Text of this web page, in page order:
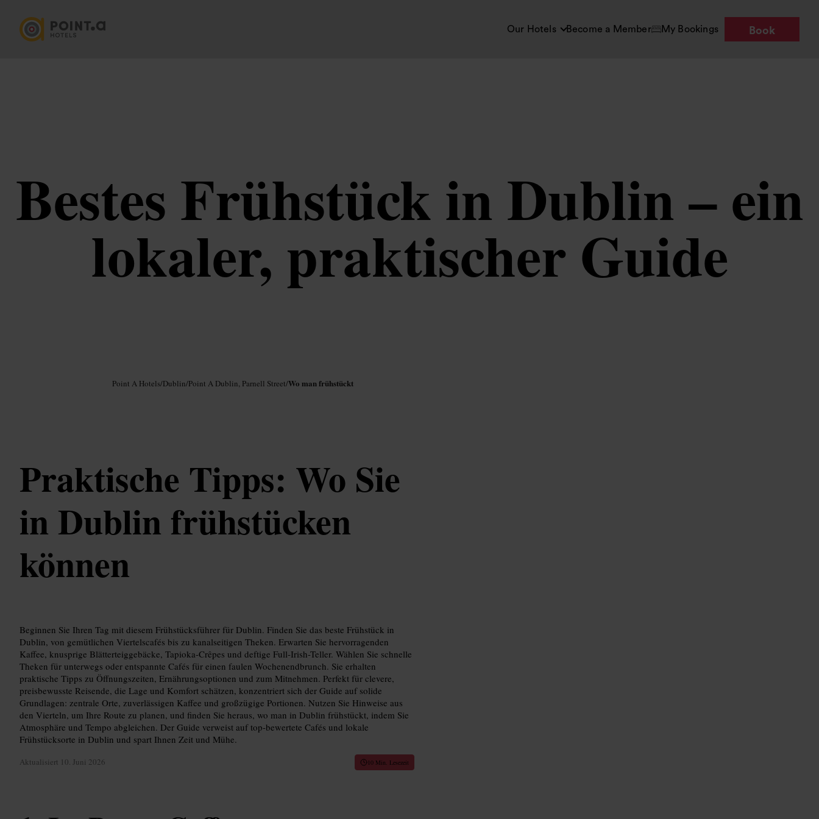
Our Hotels Become a Member My Bookings Book
Bestes Frühstück in Dublin – ein
lokaler, praktischer Guide
Point A Hotels/Dublin/Point A Dublin, Parnell Street/Wo man frühstückt
Praktische Tipps: Wo Sie
in Dublin frühstücken
können
Beginnen Sie Ihren Tag mit diesem Frühstücksführer für Dublin. Finden Sie das beste Frühstück in
Dublin, von gemütlichen Viertelscafés bis zu kanalseitigen Theken. Erwarten Sie hervorragenden
Kaffee, knusprige Blätterteiggebäcke, Tapioka-Crêpes und deftige Full-Irish-Teller. Wählen Sie schnelle
Theken für unterwegs oder entspannte Cafés für einen faulen Wochenendbrunch. Sie erhalten
praktische Tipps zu Öffnungszeiten, Ernährungsoptionen und zum Mitnehmen. Perfekt für clevere,
preisbewusste Reisende, die Lage und Komfort schätzen, konzentriert sich der Guide auf solide
Grundlagen: zentrale Orte, zuverlässigen Kaffee und großzügige Portionen. Nutzen Sie Hinweise aus
den Vierteln, um Ihre Route zu planen, und finden Sie heraus, wo man in Dublin frühstückt, indem Sie
Atmosphäre und Tempo abgleichen. Der Guide verweist auf top-bewertete Cafés und lokale
Frühstücksorte in Dublin und spart Ihnen Zeit und Mühe.
Aktualisiert 10. Juni 2026 10 Min. Lesezeit